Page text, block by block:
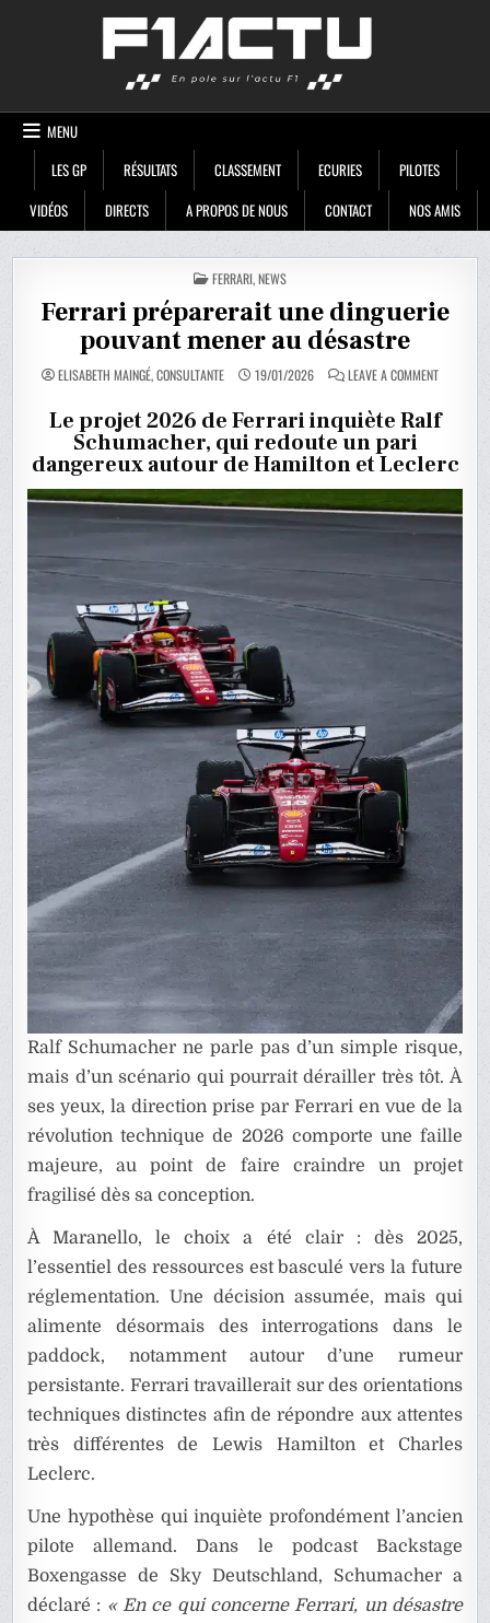
MENU
LES GP
RÉSULTATS CLASSEMENT ECURIES
PILOTES
VIDÉOS
DIRECTS A PROPOS DE NOUS CONTACT NOS AMIS
POSTED
IN
FERRARI,NEWS
Ferrari préparerait une dinguerie
pouvant mener au désastre
ELISABETH MAINGÉ, CONSULTANTE 19/01/2026 LEAVE A COMMENTON
FERRARI
UNE
DINGUERIE
AU
Le projet 2026 de Ferrari inquiète Ralf
Schumacher, qui redoute un pari
dangereux autour de Hamilton et Leclerc
Ralf Schumacher ne parle pas d’un simple risque,
mais d’un scénario qui pourrait dérailler très tôt. À
ses yeux, la direction prise par Ferrari en vue de la
révolution technique de 2026 comporte une faille
majeure, au point de faire craindre un projet
fragilisé dès sa conception.
À Maranello, le choix a été clair : dès 2025,
l’essentiel des ressources est basculé vers la future
réglementation. Une décision assumée, mais qui
alimente désormais des interrogations dans le
paddock, notamment autour d’une rumeur
persistante. Ferrari travaillerait sur des orientations
techniques distinctes afin de répondre aux attentes
très différentes de Lewis Hamilton et Charles
Leclerc.
Une hypothèse qui inquiète profondément l’ancien
pilote allemand. Dans le podcast Backstage
Boxengasse de Sky Deutschland, Schumacher a
déclaré : « En ce qui concerne Ferrari, un désastre